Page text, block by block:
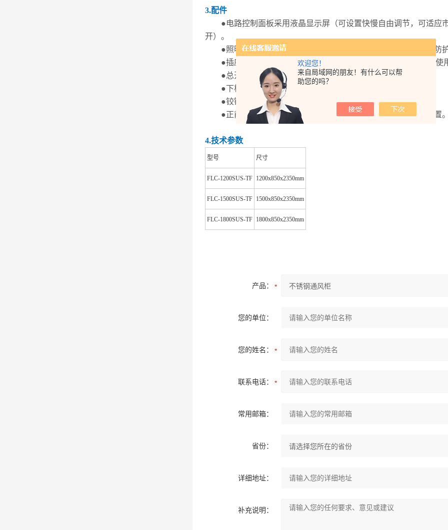
欢迎您！
来自局域网的朋友！有什么可以帮
助您的吗？
3.配件
●电路控制面板采用液晶显示屏（可设置快慢自由调节，可适应
开）。
●照明LED灯，快速启动，安装置通风柜顶部。灯外壳为透明防
●插座四个10A 220V五孔多功能防溅插座正面为透明盖，电线使
●总开关25A断路器，装于前方并带透明外壳。
●下柜门拉手304不锈钢U型拉手，孔心轴距为128mm。
●铰链DTC品牌大弯阻尼铰链。
●正前面预留检修窗及功能性预留孔方便加装种类水气路等装置
4.技术参数
型号 尺寸
FLC-1200SUS-TF 1200x850x2350mm
FLC-1500SUS-TF 1500x850x2350mm
FLC-1800SUS-TF 1800x850x2350mm
产品：
您的单位：
您的姓名：
联系电话：
常用邮箱：
省份：
详细地址：
补充说明：